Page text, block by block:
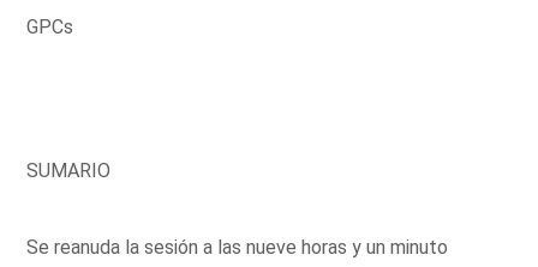
GPCs
SUMARIO
Se reanuda la sesión a las nueve horas y un minuto